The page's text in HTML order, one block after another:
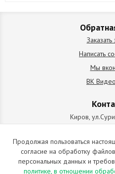
Заказать
Написать
Мы
ВК
Киров,
схема
+7 (912)
ИП Позолотин
ИНН 434537218055 / ОГРН ИП
Продолжая пользоваться
согласие на обработку
персональных данных и
политике, в отношении